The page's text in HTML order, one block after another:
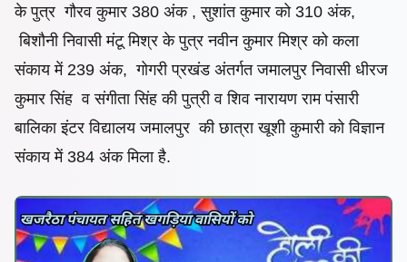
के पुत्र गौरव कुमार 380 अंक , सुशांत कुमार को 310 अंक,
बिशौनी निवासी मंटू मिश्र के पुत्र नवीन कुमार मिश्र को कला
संकाय में 239 अंक, गोगरी प्रखंड अंतर्गत जमालपुर निवासी धीरज
कुमार सिंह व संगीता सिंह की पुत्री व शिव नारायण राम पंसारी
बालिका इंटर विद्यालय जमालपुर की छात्रा खूशी कुमारी को विज्ञान
संकाय में 384 अंक मिला है.